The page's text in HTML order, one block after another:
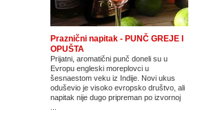
Praznični napitak - PUNČ GREJE I
OPUŠTA
Prijatni, aromatični punč doneli su u
Evropu engleski moreplovci u
šesnaestom veku iz Indije. Novi ukus
oduševio je visoko evropsko društvo, ali
napitak nije dugo pripreman po izvornoj